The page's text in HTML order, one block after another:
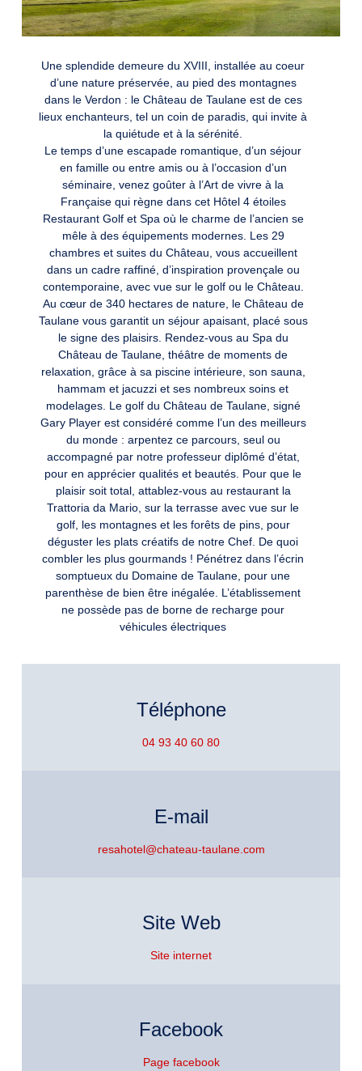
Une splendide demeure du XVIII, installée au coeur
d’une nature préservée, au pied des montagnes
dans le Verdon : le Château de Taulane est de ces
lieux enchanteurs, tel un coin de paradis, qui invite à
la quiétude et à la sérénité.
Le temps d’une escapade romantique, d’un séjour
en famille ou entre amis ou à l’occasion d’un
séminaire, venez goûter à l’Art de vivre à la
Française qui règne dans cet Hôtel 4 étoiles
Restaurant Golf et Spa où le charme de l’ancien se
mêle à des équipements modernes. Les 29
chambres et suites du Château, vous accueillent
dans un cadre raffiné, d’inspiration provençale ou
contemporaine, avec vue sur le golf ou le Château.
Au cœur de 340 hectares de nature, le Château de
Taulane vous garantit un séjour apaisant, placé sous
le signe des plaisirs. Rendez-vous au Spa du
Château de Taulane, théâtre de moments de
relaxation, grâce à sa piscine intérieure, son sauna,
hammam et jacuzzi et ses nombreux soins et
modelages. Le golf du Château de Taulane, signé
Gary Player est considéré comme l’un des meilleurs
du monde : arpentez ce parcours, seul ou
accompagné par notre professeur diplômé d’état,
pour en apprécier qualités et beautés. Pour que le
plaisir soit total, attablez-vous au restaurant la
Trattoria da Mario, sur la terrasse avec vue sur le
golf, les montagnes et les forêts de pins, pour
déguster les plats créatifs de notre Chef. De quoi
combler les plus gourmands ! Pénétrez dans l’écrin
somptueux du Domaine de Taulane, pour une
parenthèse de bien être inégalée. L’établissement
ne possède pas de borne de recharge pour
véhicules électriques
Téléphone
04 93 40 60 80
E-mail
resahotel@chateau-taulane.com
Site Web
Site internet
Facebook
Page facebook